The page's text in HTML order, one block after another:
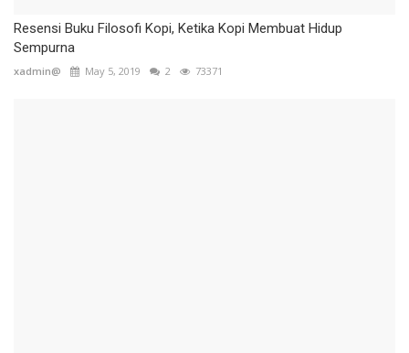
Resensi Buku Filosofi Kopi, Ketika Kopi Membuat Hidup
Sempurna
xadmin@ May 5, 2019 2 73371